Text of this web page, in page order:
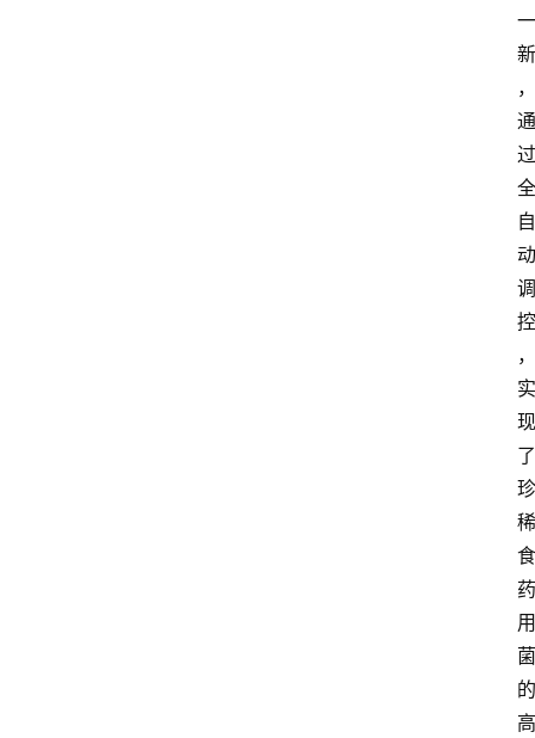
一
新
，
通
过
全
自
动
调
控
，
实
现
了
珍
稀
食
药
用
菌
的
高